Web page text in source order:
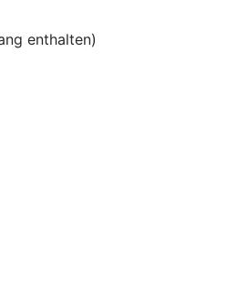
enthalten)